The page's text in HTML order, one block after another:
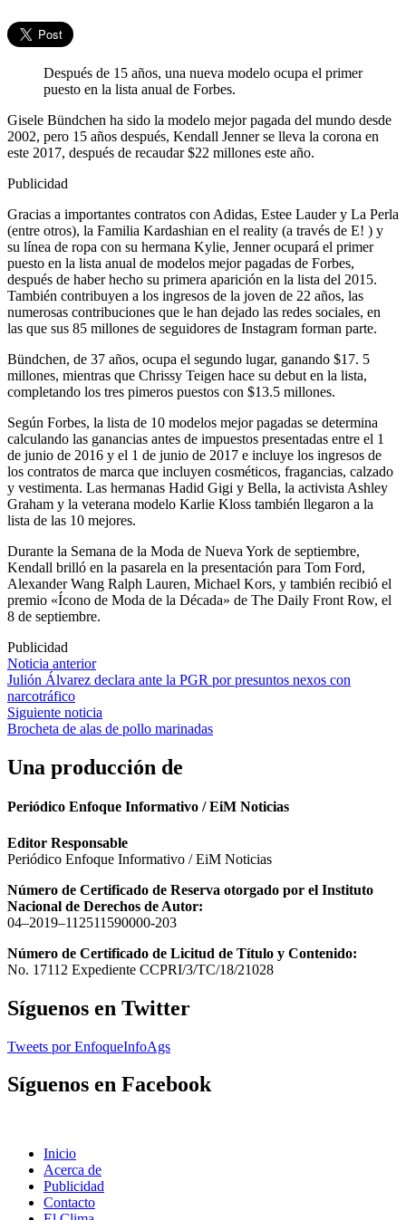
Después de 15 años, una nueva modelo ocupa el primer
puesto en la lista anual de Forbes.
Gisele Bündchen ha sido la modelo mejor pagada del mundo desde
2002, pero 15 años después, Kendall Jenner se lleva la corona en
este 2017, después de recaudar $22 millones este año.
Publicidad
Gracias a importantes contratos con Adidas, Estee Lauder y La Perla
(entre otros), la Familia Kardashian en el reality (a través de E! ) y
su línea de ropa con su hermana Kylie, Jenner ocupará el primer
puesto en la lista anual de modelos mejor pagadas de Forbes,
después de haber hecho su primera aparición en la lista del 2015.
También contribuyen a los ingresos de la joven de 22 años, las
numerosas contribuciones que le han dejado las redes sociales, en
las que sus 85 millones de seguidores de Instagram forman parte.
Bündchen, de 37 años, ocupa el segundo lugar, ganando $17. 5
millones, mientras que Chrissy Teigen hace su debut en la lista,
completando los tres pimeros puestos con $13.5 millones.
Según Forbes, la lista de 10 modelos mejor pagadas se determina
calculando las ganancias antes de impuestos presentadas entre el 1
de junio de 2016 y el 1 de junio de 2017 e incluye los ingresos de
los contratos de marca que incluyen cosméticos, fragancias, calzado
y vestimenta. Las hermanas Hadid Gigi y Bella, la activista Ashley
Graham y la veterana modelo Karlie Kloss también llegaron a la
lista de las 10 mejores.
Durante la Semana de la Moda de Nueva York de septiembre,
Kendall brilló en la pasarela en la presentación para Tom Ford,
Alexander Wang Ralph Lauren, Michael Kors, y también recibió el
premio «Ícono de Moda de la Década» de The Daily Front Row, el
8 de septiembre.
Publicidad
Navegación
de
entradas
Noticia anterior
Julión Álvarez declara ante la PGR por presuntos nexos con
narcotráfico
Siguiente noticia
Brocheta de alas de pollo marinadas
Una producción de
Periódico Enfoque Informativo / EiM Noticias
Editor Responsable
Periódico Enfoque Informativo / EiM Noticias
Número de Certificado de Reserva otorgado por el Instituto
Nacional de Derechos de Autor:
04–2019–112511590000-203
Número de Certificado de Licitud de Título y Contenido:
No. 17112 Expediente CCPRI/3/TC/18/21028
Síguenos en Twitter
Tweets por EnfoqueInfoAgs
Síguenos en Facebook
Inicio
Acerca de
Publicidad
Contacto